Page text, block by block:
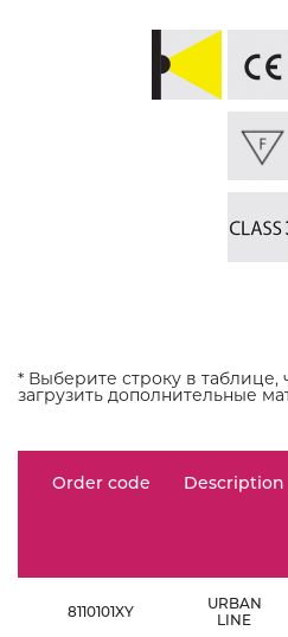
* Выберите строку в таблице,
загрузить дополнительные
Order code Description
8110101XY
URBAN
LINE